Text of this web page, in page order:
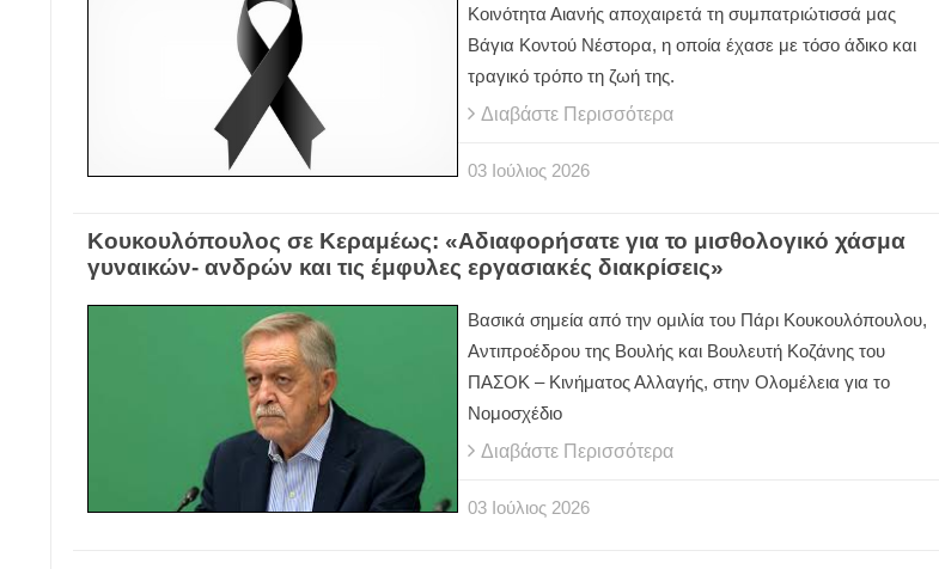
Κοινότητα Αιανής αποχαιρετά τη συμπατριώτισσά μας
Βάγια Κοντού Νέστορα, η οποία έχασε με τόσο άδικο και
τραγικό τρόπο τη ζωή της.
Διαβάστε Περισσότερα
03 Ιούλιος 2026
Κουκουλόπουλος σε Κεραμέως: «Αδιαφορήσατε για το μισθολογικό χάσμα
γυναικών- ανδρών και τις έμφυλες εργασιακές διακρίσεις»
Βασικά σημεία από την ομιλία του Πάρι Κουκουλόπουλου,
Αντιπροέδρου της Βουλής και Βουλευτή Κοζάνης του
ΠΑΣΟΚ – Κινήματος Αλλαγής, στην Ολομέλεια για το
Νομοσχέδιο
Διαβάστε Περισσότερα
03 Ιούλιος 2026